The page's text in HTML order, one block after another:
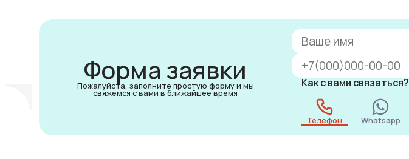
Форма заявки
Пожалуйста, заполните простую форму и мы
свяжемся с вами в ближайшее время
Как с вами связаться?
Телефон Whatsapp